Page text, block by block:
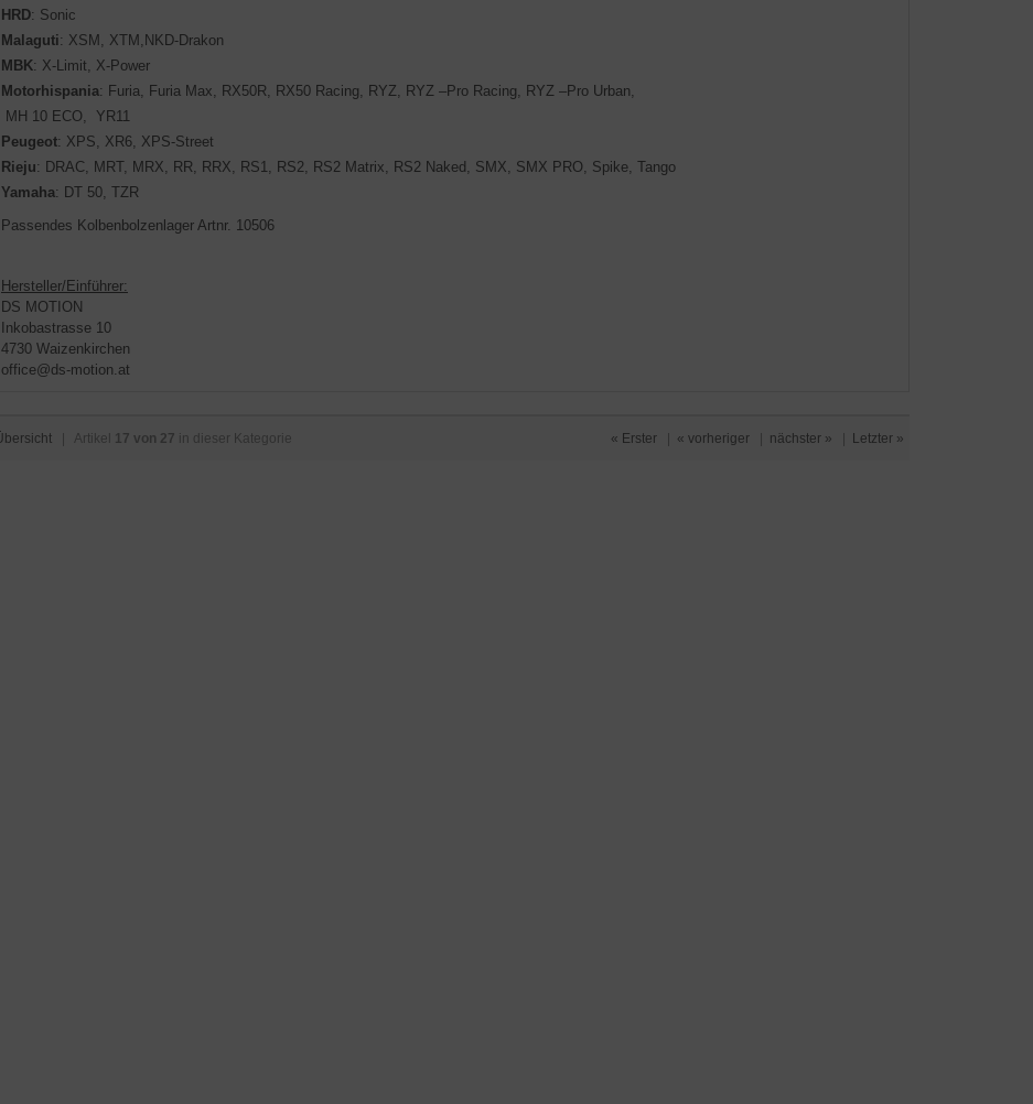
HRD: Sonic
Malaguti: XSM, XTM,NKD-Drakon
MBK: X-Limit, X-Power
Motorhispania: Furia, Furia Max, RX50R, RX50 Racing, RYZ, RYZ –Pro Racing, RYZ –Pro Urban,
MH 10 ECO,
YR11
Peugeot: XPS, XR6, XPS-Street
Rieju: DRAC, MRT, MRX, RR, RRX, RS1, RS2, RS2 Matrix, RS2 Naked, SMX, SMX PRO, Spike, Tango
Yamaha: DT 50, TZR
Passendes Kolbenbolzenlager Artnr. 10506
Hersteller/Einführer:
DS MOTION
Inkobastrasse 10
4730 Waizenkirchen
office@ds-motion.at
| Artikel 17 von 27 in dieser Kategorie « Erster | « vorheriger | nächster » | Letzter »